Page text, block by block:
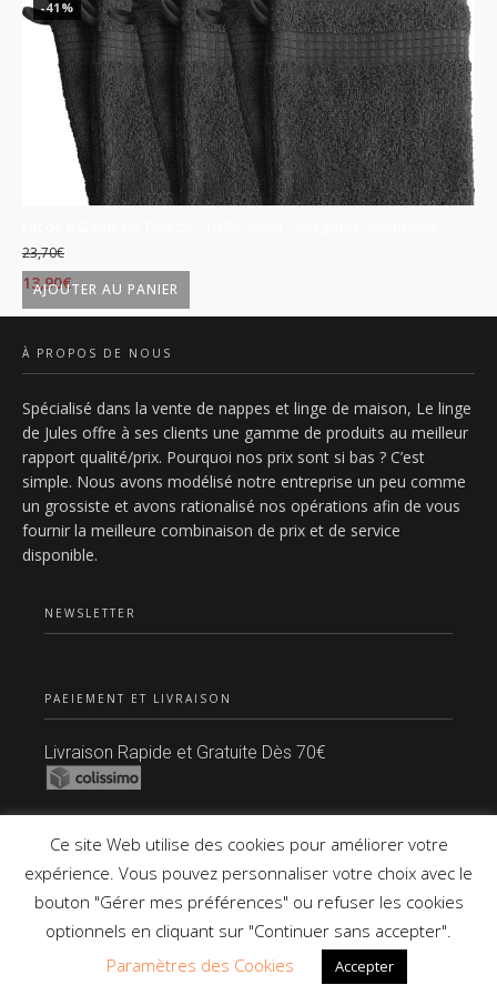
-41%
AJOUTER AU PANIER
23,70€
Le
prix
initial
23,70€.
13,90€Le
prix
actuel
13,90€.
À PROPOS DE NOUS
Spécialisé dans la vente de nappes et linge de maison, Le linge
de Jules offre à ses clients une gamme de produits au meilleur
rapport qualité/prix. Pourquoi nos prix sont si bas ? C’est
simple. Nous avons modélisé notre entreprise un peu comme
un grossiste et avons rationalisé nos opérations afin de vous
fournir la meilleure combinaison de prix et de service
disponible.
NEWSLETTER
PAEIEMENT ET LIVRAISON
Livraison Rapide et Gratuite Dès 70€
Copyright © 2021 Tous Droits Réservés.
Ce site Web utilise des cookies pour améliorer votre
expérience. Vous pouvez personnaliser votre choix avec le
bouton "Gérer mes préférences" ou refuser les cookies
optionnels en cliquant sur "Continuer sans accepter".
Paramètres des Cookies
Accepter